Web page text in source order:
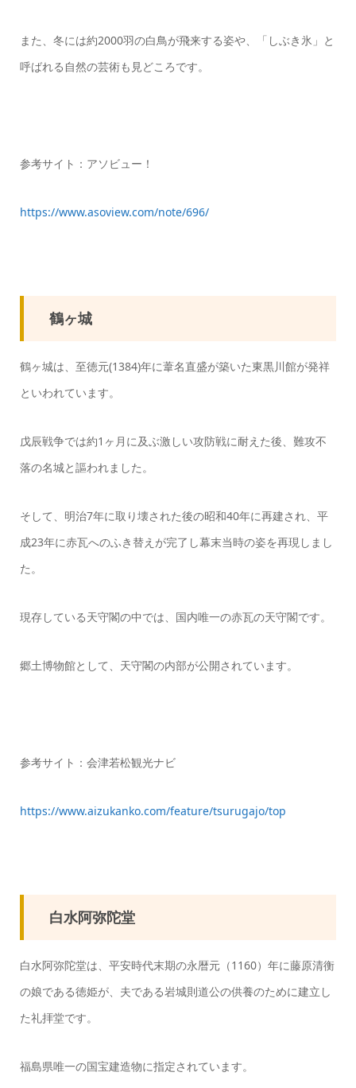
また、冬には約2000羽の白鳥が飛来する姿や、「しぶき氷」と
呼ばれる自然の芸術も見どころです。
参考サイト：アソビュー！
https://www.asoview.com/note/696/
鶴ヶ城
鶴ヶ城は、至徳元(1384)年に葦名直盛が築いた東黒川館が発祥
といわれています。
戊辰戦争では約1ヶ月に及ぶ激しい攻防戦に耐えた後、難攻不
落の名城と謳われました。
そして、明治7年に取り壊された後の昭和40年に再建され、平
成23年に赤瓦へのふき替えが完了し幕末当時の姿を再現しまし
た。
現存している天守閣の中では、国内唯一の赤瓦の天守閣です。
郷土博物館として、天守閣の内部が公開されています。
参考サイト：会津若松観光ナビ
https://www.aizukanko.com/feature/tsurugajo/top
白水阿弥陀堂
白水阿弥陀堂は、平安時代末期の永暦元（1160）年に藤原清衡
の娘である徳姫が、夫である岩城則道公の供養のために建立し
た礼拝堂です。
福島県唯一の国宝建造物に指定されています。